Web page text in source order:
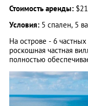
Стоимость аренды:
Условия: 5 спален, 5
На острове - 6
роскошная частная
полностью